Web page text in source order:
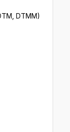
DTMM)